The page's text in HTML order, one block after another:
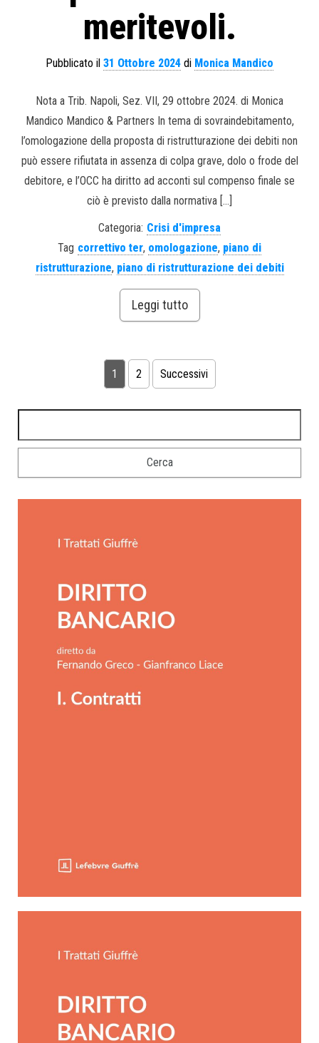
meritevoli.
Pubblicato il 31 Ottobre 2024 di Monica Mandico
Nota a Trib. Napoli, Sez. VII, 29 ottobre 2024. di Monica
Mandico Mandico & Partners In tema di sovraindebitamento,
l’omologazione della proposta di ristrutturazione dei debiti non
può essere rifiutata in assenza di colpa grave, dolo o frode del
debitore, e l’OCC ha diritto ad acconti sul compenso finale se
ciò è previsto dalla normativa […]
Categoria: Crisi d'impresa
Tag correttivo ter, omologazione, piano di
ristrutturazione, piano di ristrutturazione dei debiti
Leggi tutto
1 2 Successivi